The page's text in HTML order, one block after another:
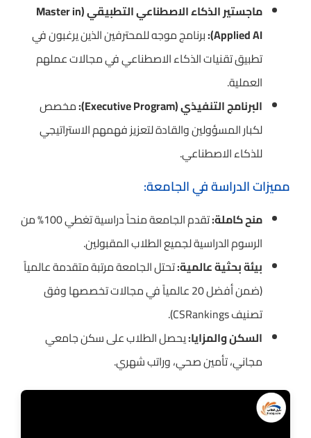
ماجستير الذكاء الاصطناعي التطبيقي (Master in
Applied AI): برنامج موجه للمحترفين الذين يرغبون في
تطبيق تقنيات الذكاء الاصطناعي في مجالات عملهم
العملية.
البرنامج التنفيذي (Executive Program):
مخصص
لكبار المسؤولين والقادة لتعزيز فهمهم الاستراتيجي
للذكاء الاصطناعي.
مميزات الدراسة في الجامعة:
منح كاملة:
تقدم الجامعة منحاً دراسية تغطي 100% من
الرسوم الدراسية لجميع الطلاب المقبولين.
بيئة بحثية عالمية:تحتل الجامعة مرتبة متقدمة عالمياً
(ضمن أفضل 20 عالمياً في مجالات تخصصها وفق
تصنيف CSRankings).
السكن والمزايا:يحصل الطلاب على سكن جامعي
مجاني، تأمين صحي، وراتب شهري.